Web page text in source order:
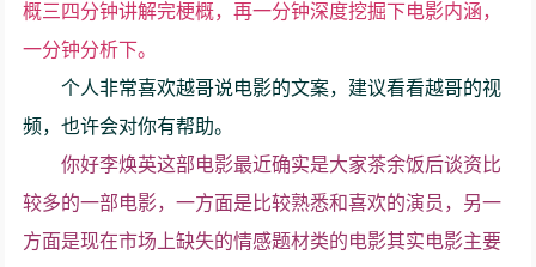
概三四分钟讲解完梗概，再一分钟深度挖掘下电影内涵，
一分钟分析下。
个人非常喜欢越哥说电影的文案，建议看看越哥的视
频，也许会对你有帮助。
你好李焕英这部电影最近确实是大家茶余饭后谈资比
较多的一部电影，一方面是比较熟悉和喜欢的演员，另一
方面是现在市场上缺失的情感题材类的电影其实电影主要